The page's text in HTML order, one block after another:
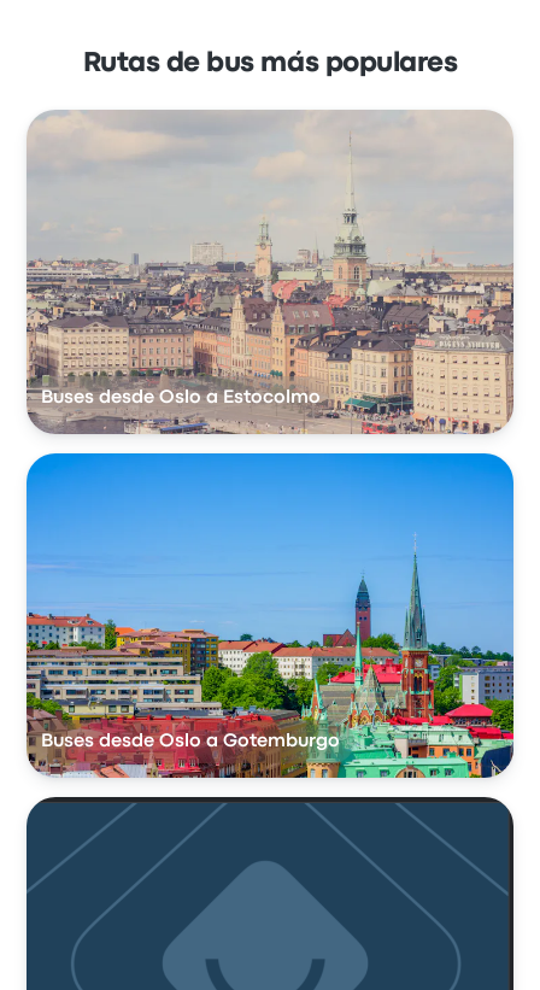
Rutas de bus más populares
Buses desde Oslo a Estocolmo
Buses desde Oslo a Gotemburgo